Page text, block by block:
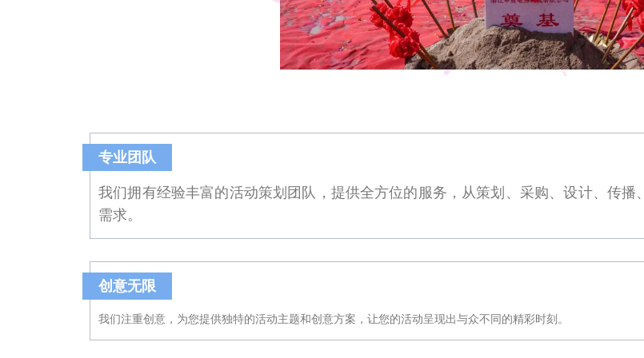
专业团队
我们拥有经验丰富的活动策划团队，提供全方位的服务，从策划、采购、设计、传
需求。
创意无限
我们注重创意，为您提供独特的活动主题和创意方案，让您的活动呈现出与众不同的精彩时刻。